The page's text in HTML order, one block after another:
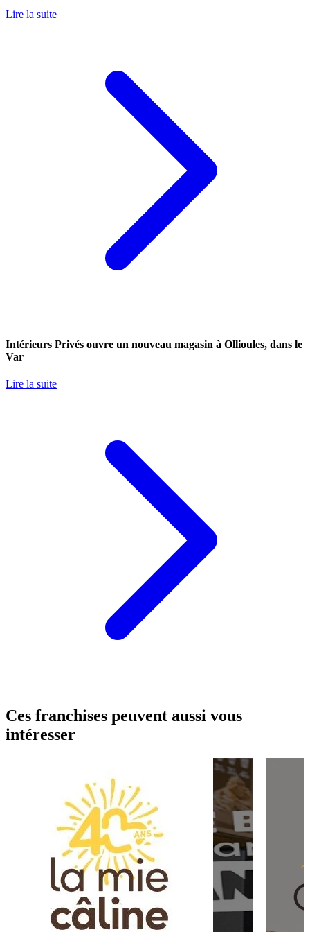
Lire la suite
Intérieurs Privés ouvre un nouveau magasin à Ollioules, dans le
Var
Lire la suite
Ces franchises peuvent aussi vous
intéresser